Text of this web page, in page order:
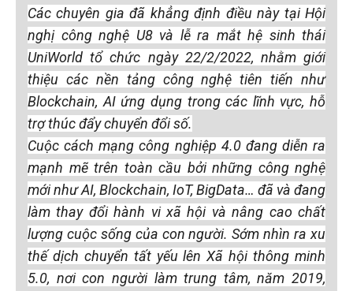
Các chuyên gia đã khẳng định điều này tại Hội
nghị công nghệ U8 và lễ ra mắt hệ sinh thái
UniWorld tổ chức ngày 22/2/2022, nhằm giới
thiệu các nền tảng công nghệ tiên tiến như
Blockchain, AI ứng dụng trong các lĩnh vực, hỗ
trợ thúc đẩy chuyển đổi số.
Cuộc cách mạng công nghiệp 4.0 đang diễn ra
mạnh mẽ trên toàn cầu bởi những công nghệ
mới như AI, Blockchain, IoT, BigData… đã và đang
làm thay đổi hành vi xã hội và nâng cao chất
lượng cuộc sống của con người. Sớm nhìn ra xu
thế dịch chuyển tất yếu lên Xã hội thông minh
5.0, nơi con người làm trung tâm, năm 2019,